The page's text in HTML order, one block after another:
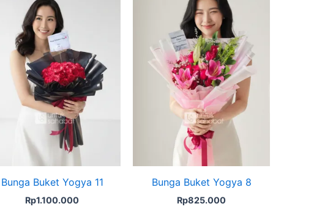
Bunga Buket Yogya 11
Rp1.100.000
Bunga Buket Yogya 8
Rp825.000